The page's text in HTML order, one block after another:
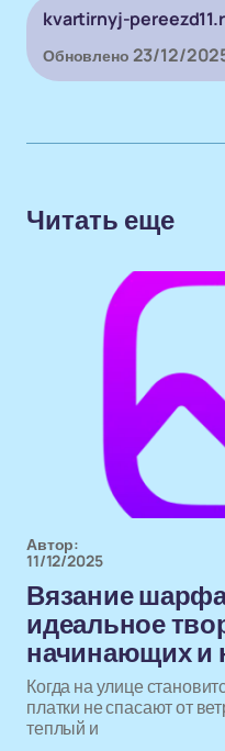
kvartirnyj-
Обновлено 23/12/
Читать еще
Автор:
11/12/2025
Вязание
идеальное
начинающих и
Когда на улице
платки не спасают от
теплый и